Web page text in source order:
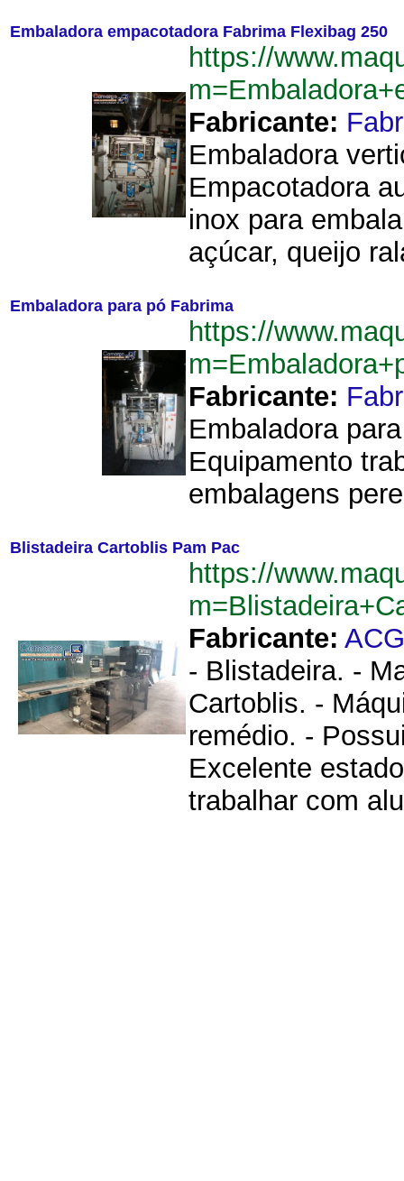
Embaladora empacotadora Fabrima Flexibag 250
https://
Fabricante:
Embaladora
Empacotadora
inox para
açúcar, queijo
Embaladora para pó Fabrima
https://
Fabricante:
Embaladora
Equipamento
embalagens
Blistadeira Cartoblis Pam Pac
https://
Fabricante: ACG
- Blistadeira. -
Cartoblis. -
remédio. -
Excelente
trabalhar com